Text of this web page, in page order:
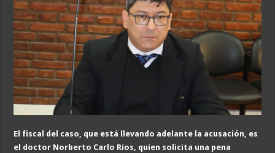
El fiscal del caso, que está llevando adelante la acusación, es
el doctor Norberto Carlo Ríos, quien solicita una pena